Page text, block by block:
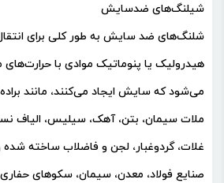
شیلنگ‌های ضدسایش
شلنگ‌های ضد سایش به طور کلی برای
هیدرولیک یا پنوماتیک موادی با
می‌شود که سایش ایجاد می‌کنند، مانند
ملات سیمان، بتن، آهک، سیلیس، الیاف
غلات، گردوغبار، لجن و فاضلاب ساخته
صنایع فولاد، معدن، سیمان، سکوهای